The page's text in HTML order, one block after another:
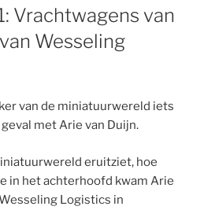
Vrachtwagens van
Wesseling
van de miniatuurwereld iets
met Arie van Duijn.
eruitziet, hoe
in het achterhoofd kwam Arie
Logistics in